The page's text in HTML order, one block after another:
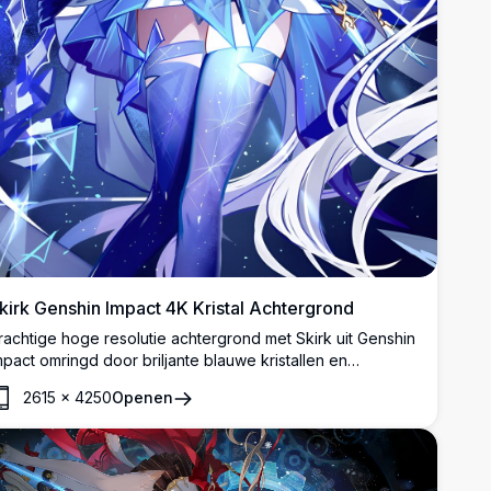
Genshin Impact 4K Kristal Achtergrond
hoge resolutie achtergrond met Skirk uit Genshin
omringd door briljante blauwe kristallen en
Het etherische ijskoningin ontwerp toont
details met vloeiend wit haar, elegante outfit
mystieke kristalformaties die een betoverende fantasy-
creëren.
2615 × 4250Openen